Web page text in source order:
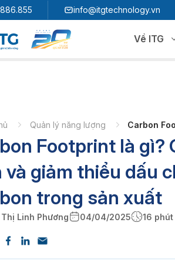
info@itgtechnology.vn
Về ITG
quản trị hoạch định nguồn lực
nhà máy thông minh
3S WMS
3S MES
3S SPS
3S MMS
3S EMS
3S F-INSIGHT
Quản lý năng lượng Carbon
Footprint là gì?
và giảm thiểu dấu
trong sản xuất
Linh Phương 04/04/2025 16 phút